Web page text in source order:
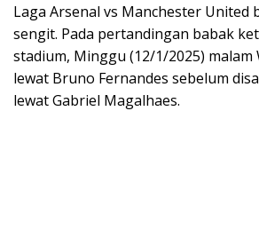
Laga Arsenal vs Manchester United
sengit. Pada pertandingan babak
stadium, Minggu (12/1/2025) malam
lewat Bruno Fernandes sebelum
lewat Gabriel Magalhaes.